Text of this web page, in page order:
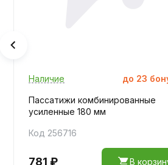
Наличие до 23
Пассатижи комбинированные
усиленные 180 мм
Код 256716
781 ₽ В